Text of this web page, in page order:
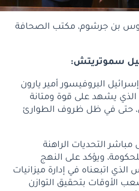
بن جرشوم، مكتب الصحافة
سموتريتش:
البروفيسور أمير يارون
الذي يشهد على قوة ومتانة
حتى في ظل ظروف الطوارئ
مباشر التحديات الراهنة
ويؤكد على النهج
اتبعناه في إدارة ميزانيات
الأوقات بتحقيق التوازن